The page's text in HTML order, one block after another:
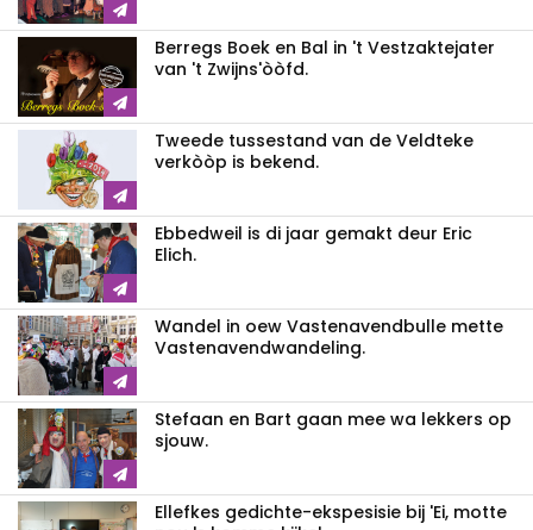
Berregs Boek en Bal in 't Vestzaktejater
van 't Zwijns'òòfd.
Tweede tussestand van de Veldteke
verkòòp is bekend.
Ebbedweil is di jaar gemakt deur Eric
Elich.
Wandel in oew Vastenavendbulle mette
Vastenavendwandeling.
Stefaan en Bart gaan mee wa lekkers op
sjouw.
Ellefkes gedichte-ekspesisie bij 'Ei, motte